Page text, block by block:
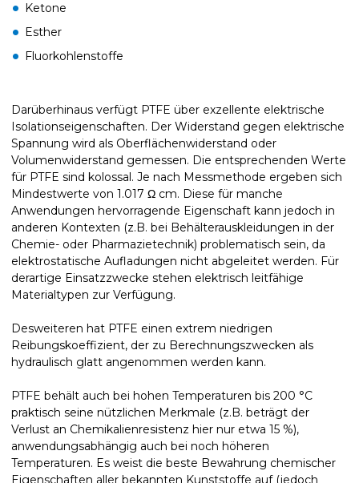
Ketone
Esther
Fluorkohlenstoffe
Darüberhinaus verfügt PTFE über exzellente elektrische
Isolationseigenschaften. Der Widerstand gegen elektrische
Spannung wird als Oberflächenwiderstand oder
Volumenwiderstand gemessen. Die entsprechenden Werte
für PTFE sind kolossal. Je nach Messmethode ergeben sich
Mindestwerte von 1.017 Ω cm. Diese für manche
Anwendungen hervorragende Eigenschaft kann jedoch in
anderen Kontexten (z.B. bei Behälterauskleidungen in der
Chemie- oder Pharmazietechnik) problematisch sein, da
elektrostatische Aufladungen nicht abgeleitet werden. Für
derartige Einsatzzwecke stehen elektrisch leitfähige
Materialtypen zur Verfügung.
Desweiteren hat PTFE einen extrem niedrigen
Reibungskoeffizient, der zu Berechnungszwecken als
hydraulisch glatt angenommen werden kann.
PTFE behält auch bei hohen Temperaturen bis 200 °C
praktisch seine nützlichen Merkmale (z.B. beträgt der
Verlust an Chemikalienresistenz hier nur etwa 15 %),
anwendungsabhängig auch bei noch höheren
Temperaturen. Es weist die beste Bewahrung chemischer
Eigenschaften aller bekannten Kunststoffe auf (jedoch